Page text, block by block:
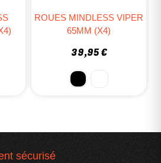
STREET 54MM (X4)
46,95 €
sécurisé